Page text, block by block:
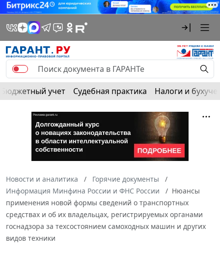
Бюджетный учет Судебная практика Налоги и
Новости и аналитика
Горячие документы
Информация Минфина России и ФНС России
Нюансы
применения новой формы сведений о транспортных
средствах и об их владельцах, регистрируемых органами
госнадзора за техсостоянием самоходных машин и других
видов техники